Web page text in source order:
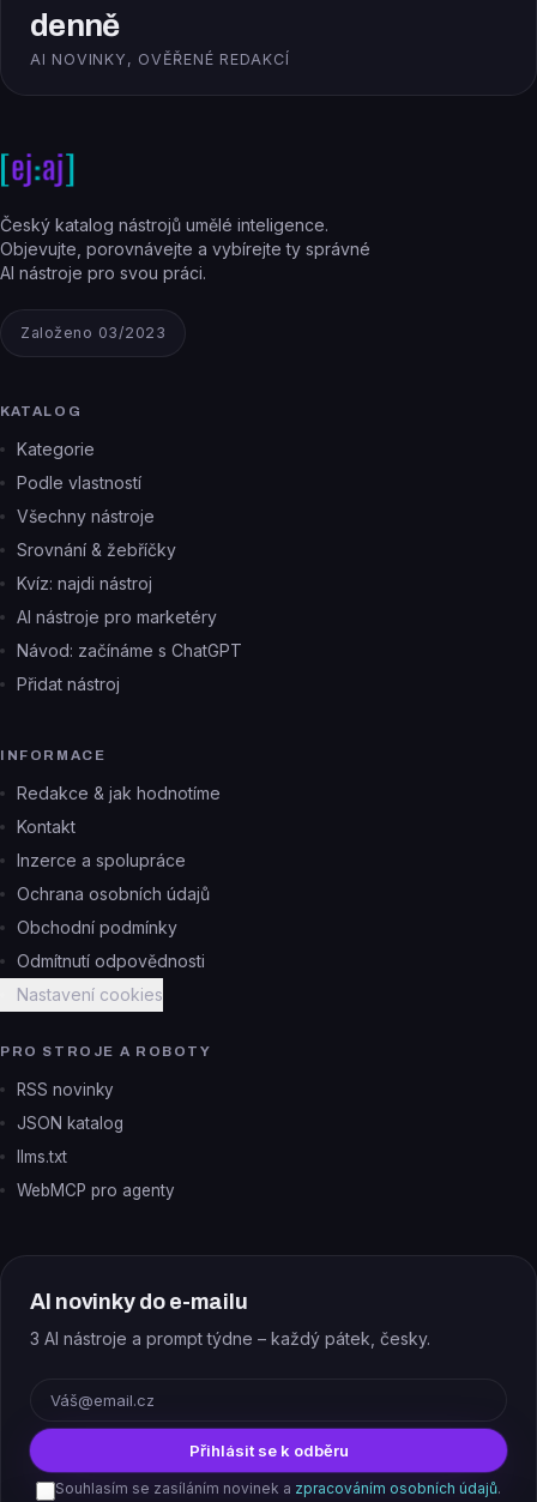
denně
AI NOVINKY, OVĚŘENÉ REDAKCÍ
Český katalog nástrojů umělé inteligence.
Objevujte, porovnávejte a vybírejte ty správné
AI nástroje pro svou práci.
Založeno 03/2023
KATALOG
Kategorie
Podle vlastností
Všechny nástroje
Srovnání & žebříčky
Kvíz: najdi nástroj
AI nástroje pro marketéry
Návod: začínáme s ChatGPT
Přidat nástroj
INFORMACE
Redakce & jak hodnotíme
Kontakt
Inzerce a spolupráce
Ochrana osobních údajů
Obchodní podmínky
Odmítnutí odpovědnosti
Nastavení cookies
PRO STROJE A ROBOTY
RSS novinky
JSON katalog
llms.txt
WebMCP pro agenty
AI novinky do e-mailu
3 AI nástroje a prompt týdne – každý pátek, česky.
Přihlásit se k odběru
Souhlasím se zasíláním novinek a zpracováním osobních údajů.